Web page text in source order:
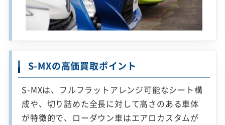
S-MXの高価買取ポイント
S-MXは、フルフラットアレンジ可能なシート構
成や、切り詰めた全長に対して高さのある車体
が特徴的で、ローダウン車はエアロカスタムが